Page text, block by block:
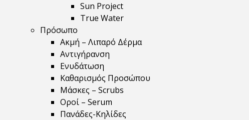
Sun Project
True Water
Πρόσωπο
Ακμή – Λιπαρό Δέρμα
Αντιγήρανση
Ενυδάτωση
Καθαρισμός Προσώπου
Μάσκες – Scrubs
Οροί – Serum
Πανάδες-Κηλίδες